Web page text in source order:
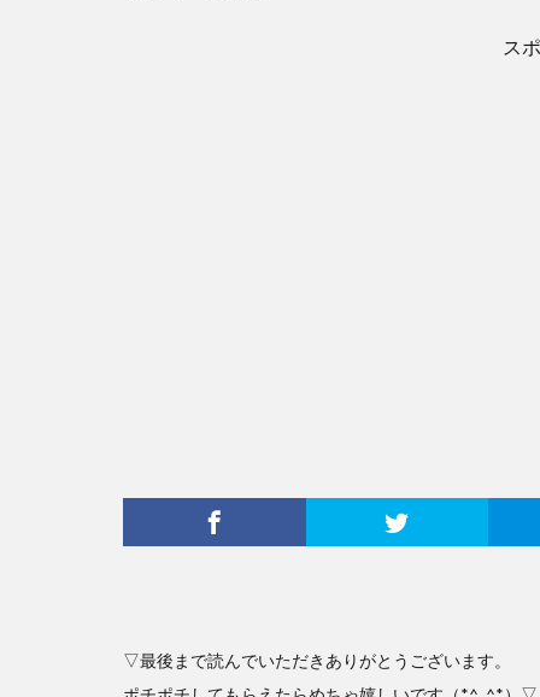
ス
▽最後まで読んでいただきありがとうございます。